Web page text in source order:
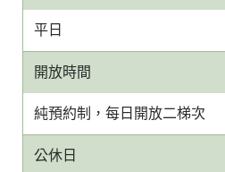
平日
開放時間
純預約制，每日開放二梯次
公休日